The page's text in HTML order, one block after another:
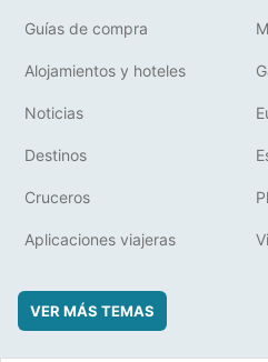
Guías de compra
Alojamientos y hoteles
Noticias
Destinos
Cruceros
Aplicaciones viajeras
VER MÁS TEMAS